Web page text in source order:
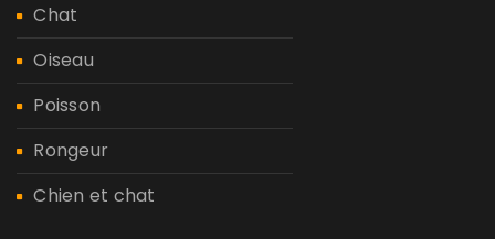
Chat
Oiseau
Poisson
Rongeur
Chien et chat